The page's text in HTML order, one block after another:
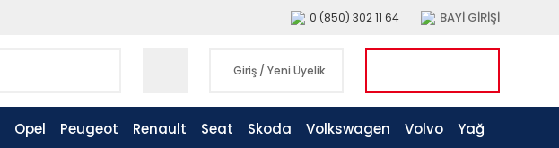
0 (850) 302 11 64 BAYİ GİRİŞİ
Giriş / Yeni Üyelik
Opel Peugeot Renault Seat Skoda Volkswagen Volvo Yağ